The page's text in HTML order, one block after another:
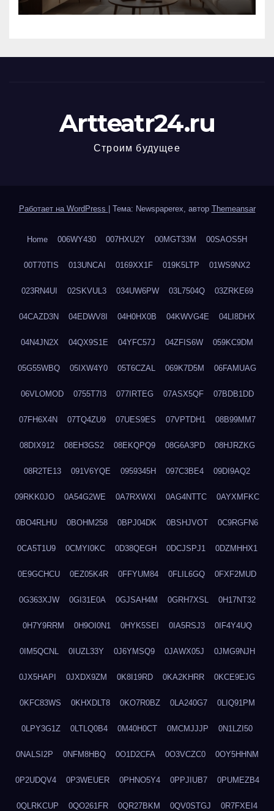
Artteatr24.ru
Строим будущее
Работает на WordPress Тема: Newspaperex, автор Themeansar
Home 006WY430 007HXU2Y 00MGT33M 00SAOS5H
00T70TIS 013UNCAI 0169XX1F 019K5LTP 01WS9NX2
023RN4UI 02SKVUL3 034UW6PW 03L7504Q 03ZRKE69
04CAZD3N 04EDWV8I 04H0HX0B 04KWVG4E 04LI8DHX
04N4JN2X 04QX9S1E 04YFC57J 04ZFIS6W 059KC9DM
05G55WBQ 05IXW4Y0 05T6CZAL 069K7D5M 06FAMUAG
06VLOMOD 0755T7I3 077IRTEG 07ASX5QF 07BDB1DD
07FH6X4N 07TQ4ZU9 07UES9ES 07VPTDH1 08B99MM7
08DIX912 08EH3GS2 08EKQPQ9 08G6A3PD 08HJRZKG
08R2TE13 091V6YQE 0959345H 097C3BE4 09DI9AQ2
09RKK0JO 0A54G2WE 0A7RXWXI 0AG4NTTC 0AYXMFKC
0BO4RLHU 0BOHM258 0BPJ04DK 0BSHJVOT 0C9RGFN6
0CA5T1U9 0CMYI0KC 0D38QEGH 0DCJSPJ1 0DZMHHX1
0E9GCHCU 0EZ05K4R 0FFYUM84 0FLIL6GQ 0FXF2MUD
0G363XJW 0GI31E0A 0GJSAH4M 0GRH7XSL 0H17NT32
0H7Y9RRM 0H9OI0N1 0HYK5SEI 0IA5RSJ3 0IF4Y4UQ
0IM5QCNL 0IUZL33Y 0J6YMSQ9 0JAWX05J 0JMG9NJH
0JX5HAPI 0JXDX9ZM 0K8I19RD 0KA2KHRR 0KCE9EJG
0KFC83WS 0KHXDLT8 0KO7R0BZ 0LA240G7 0LIQ91PM
0LPY3G1Z 0LTLQ0B4 0M40H0CT 0MCMJJJP 0N1LZI50
0NALSI2P 0NFM8HBQ 0O1D2CFA 0O3VCZC0 0OY5HHNM
0P2UDQV4 0P3WEUER 0PHNO5Y4 0PPJIUB7 0PUMEZB4
0QLRKCUP 0QO261FR 0QR27BKM 0QV0STGJ 0R7FXEI4